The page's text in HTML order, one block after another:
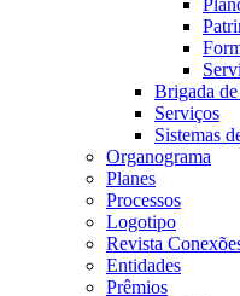
Brigada
Serviços
Sistemas
Organograma
Planes
Processos
Logotipo
Revista
Entidades
Prêmios